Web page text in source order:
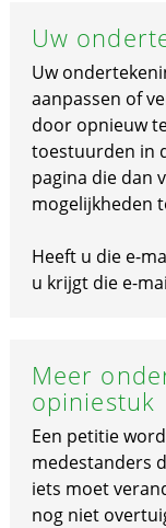
Uw
Uw
aanpassen of
door opnieuw
toestuurden in
pagina die dan
mogelijkheden
Heeft u die e-
u krijgt die e-
Meer
opiniestuk
Een petitie
medestanders
iets moet
nog niet